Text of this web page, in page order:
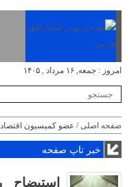
امروز : جمعه, ۱۶ مرداد , ۱۴۰۵
صفحه اصلی/ عضو کمیسیون
خبر تاپ صفحه
استیضاح